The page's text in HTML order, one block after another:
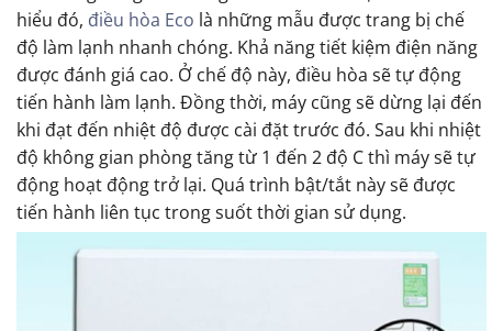
hiểu đó, điều hòa Eco là những mẫu được trang bị chế
độ làm lạnh nhanh chóng. Khả năng tiết kiệm điện năng
được đánh giá cao. Ở chế độ này, điều hòa sẽ tự động
tiến hành làm lạnh. Đồng thời, máy cũng sẽ dừng lại đến
khi đạt đến nhiệt độ được cài đặt trước đó. Sau khi nhiệt
độ không gian phòng tăng từ 1 đến 2 độ C thì máy sẽ tự
động hoạt động trở lại. Quá trình bật/tắt này sẽ được
tiến hành liên tục trong suốt thời gian sử dụng.